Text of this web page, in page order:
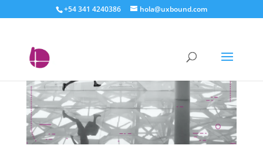
+54 341 4240386 hola@uxbound.com